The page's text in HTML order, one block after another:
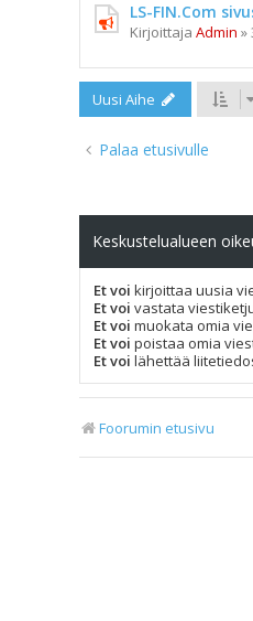
LS-FIN.Com
Kirjoittaja Admin »
Uusi Aihe
Palaa etusivulle
Keskustelualueen
Et voi kirjoittaa uusia
Et voi vastata
Et voi muokata omia
Et voi poistaa omia
Et voi lähettää
Foorumin etusivu